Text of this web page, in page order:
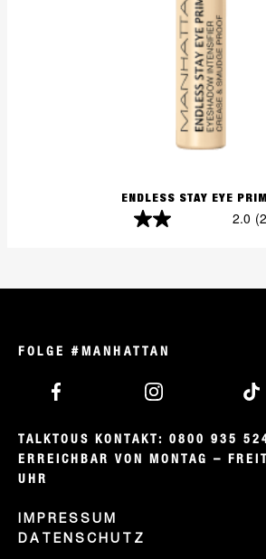
ENDLESS STAY EYE
2.0
2.0
Bewertungen
FOLGE #MANHATTAN
TALKTOUS KONTAKT: 0800 935
ERREICHBAR VON MONTAG –
UHR
IMPRESSUM
DATENSCHUTZ